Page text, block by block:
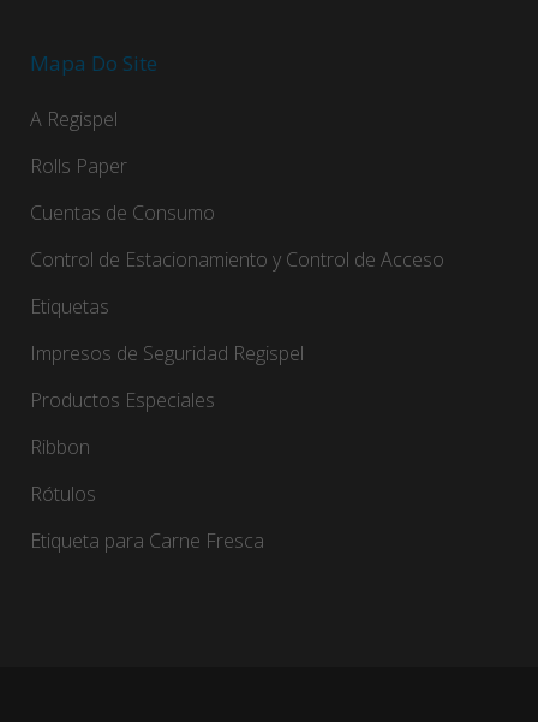
Mapa Do Site
A Regispel
Rolls Paper
Cuentas de Consumo
Control de Estacionamiento y Control de Acceso
Etiquetas
Impresos de Seguridad Regispel
Productos Especiales
Ribbon
Rótulos
Etiqueta para Carne Fresca